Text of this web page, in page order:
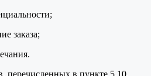
заказа;
перечисленных в пункте 5.10.